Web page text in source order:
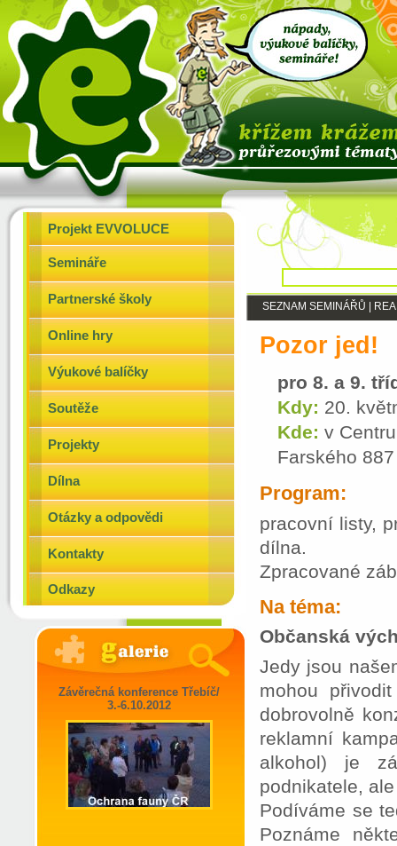
Projekt EVVOLUCE
Semináře
Partnerské školy
Online hry
Výukové balíčky
Soutěže
Projekty
Dílna
Otázky a odpovědi
Kontakty
Odkazy
Závěrečná konference Třebíč/
3.-6.10.2012
SEZNAM SEMINÁŘŮ
Pozor jed!
pro 8. a 9.
Kdy: 20.
Kde: v
Farského 887
Program:
pracovní listy,
dílna.
Zpracované
Na téma:
Občanská
Jedy jsou
mohou
dobrovolně
reklamní
alkohol) je
podnikatele,
Podíváme se
Poznáme